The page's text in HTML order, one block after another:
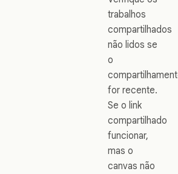
trabalhos
compartilhados
não lidos se
o
for recente.
Se o link
compartilhado
funcionar,
mas o
canvas não